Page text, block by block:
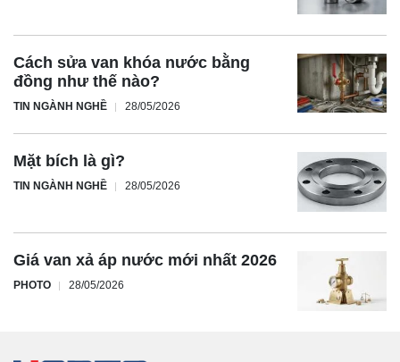
Cách sửa van khóa nước bằng
đồng như thế nào?
TIN NGÀNH NGHỀ 28/05/2026
Mặt bích là gì?
TIN NGÀNH NGHỀ 28/05/2026
Giá van xả áp nước mới nhất 2026
PHOTO 28/05/2026